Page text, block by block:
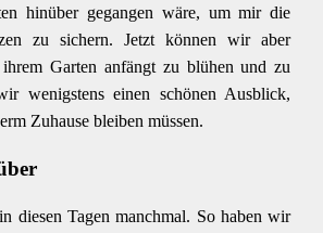
hinüber gegangen wäre, um mir die
zu sichern. Jetzt können wir aber
Garten anfängt zu blühen und zu
wenigstens einen schönen Ausblick,
Zuhause bleiben müssen.
diesen Tagen manchmal. So haben wir